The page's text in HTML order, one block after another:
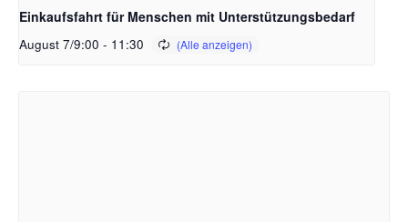
Einkaufsfahrt für Menschen mit Unterstützungsbedarf
August 7/9:00 - 11:30